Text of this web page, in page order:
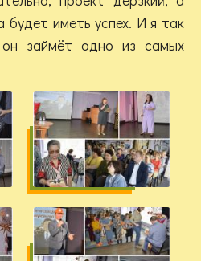
будет иметь успех. И я так
он займёт одно из самых